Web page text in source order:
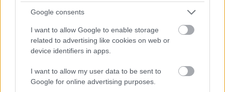
Google consents
I want to allow Google to enable storage
related to advertising like cookies on web or
device identifiers in apps.
I want to allow my user data to be sent to
Google for online advertising purposes.